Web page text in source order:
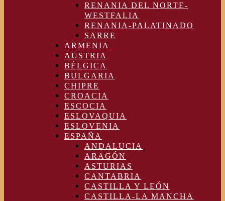
RENANIA DEL NORTE-
WESTFALIA
RENANIA-PALATINADO
SARRE
ARMENIA
AUSTRIA
BÉLGICA
BULGARIA
CHIPRE
CROACIA
ESCOCIA
ESLOVAQUIA
ESLOVENIA
ESPAÑA
ANDALUCIA
ARAGÓN
ASTURIAS
CANTABRIA
CASTILLA Y LEÓN
CASTILLA-LA MANCHA